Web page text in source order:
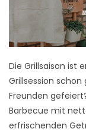
Die Grillsaison ist
Grillsession
Freunden
Barbecue mit
erfrischenden